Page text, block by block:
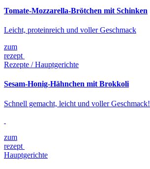
Tomate-Mozzarella-Brötchen mit Schinken
Leicht, proteinreich und voller Geschmack
zum
rezept
Rezepte / Hauptgerichte
Sesam-Honig-Hähnchen mit Brokkoli
Schnell gemacht, leicht und voller Geschmack!
zum
rezept
Hauptgerichte